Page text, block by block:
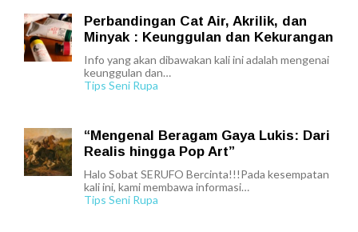
Perbandingan Cat Air, Akrilik, dan
Minyak : Keunggulan dan Kekurangan
Info yang akan dibawakan kali ini adalah mengenai
keunggulan dan…
Tips Seni Rupa
“Mengenal Beragam Gaya Lukis: Dari
Realis hingga Pop Art”
Halo Sobat SERUFO Bercinta!!!Pada kesempatan
kali ini, kami membawa informasi…
Tips Seni Rupa